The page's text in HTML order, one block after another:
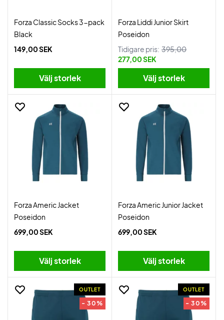
Forza Classic Socks 3-pack
Black
149,00 SEK
Välj storlek
Forza Liddi Junior Skirt
Poseidon
Tidigare pris: 395,00
277,00 SEK
Välj storlek
Forza Americ Jacket
Poseidon
699,00 SEK
Välj storlek
Forza Americ Junior Jacket
Poseidon
699,00 SEK
Välj storlek
OUTLET
- 30%
OUTLET
- 30%